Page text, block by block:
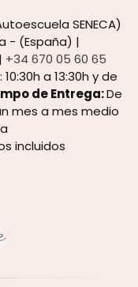
SENECA)
- (España) |
+34 670 05 60 65
10:30h a 13:30h y de
de Entrega:De
mes a mes medio
incluidos